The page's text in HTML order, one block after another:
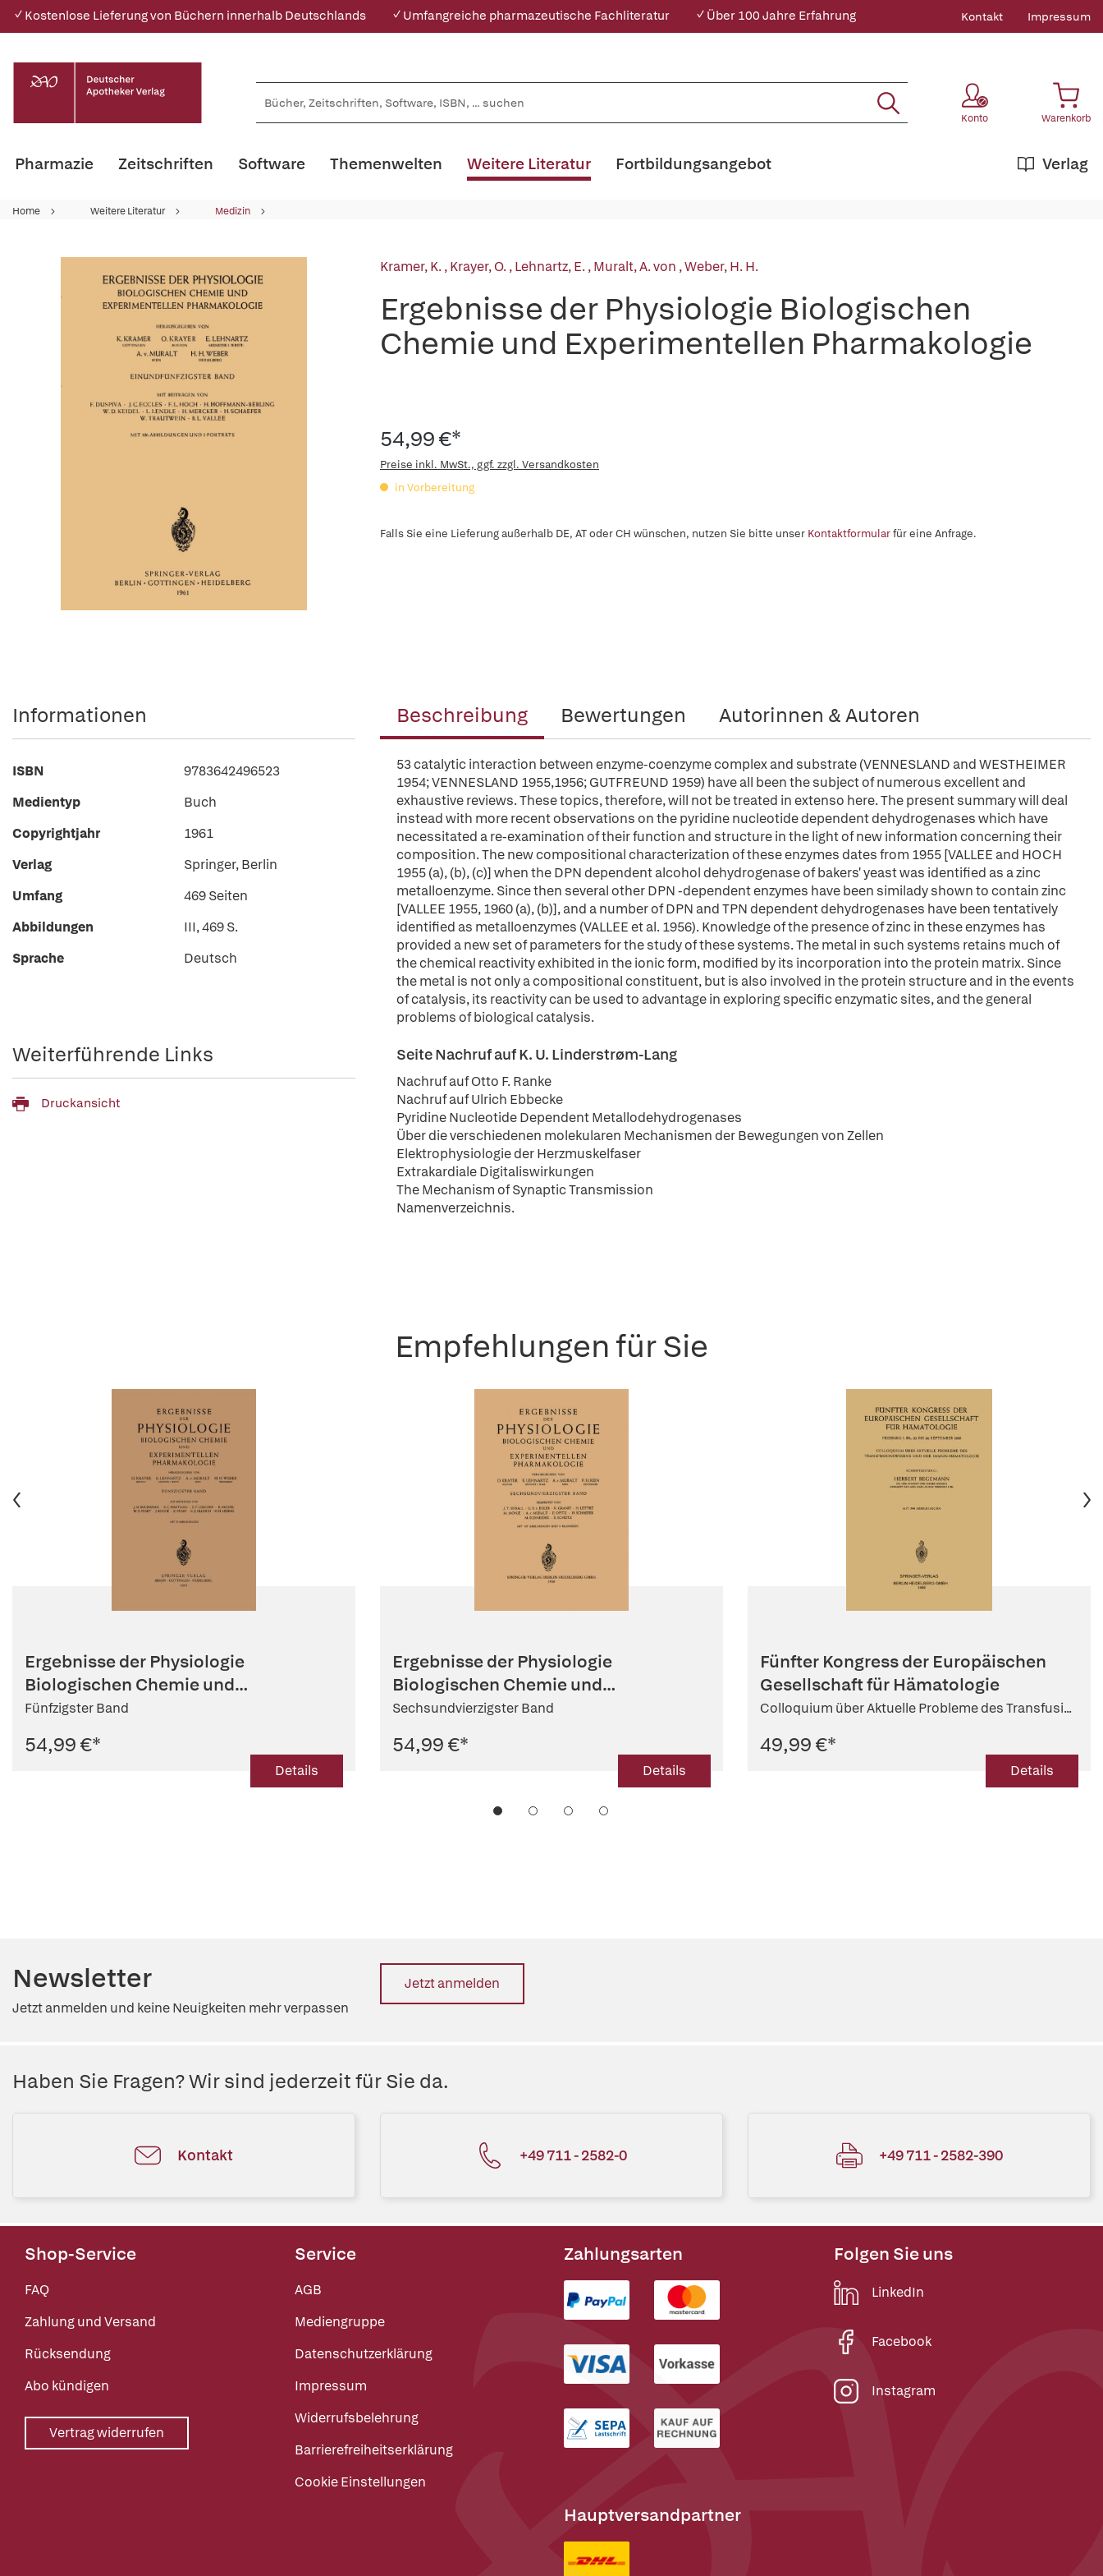
✓ Kostenlose Lieferung von Büchern innerhalb Deutschlands ✓ Umfangreiche pharmazeutische Fachliteratur ✓ Über 100 Jahre Erfahrung Kontakt Impressum
Konto Warenkorb
Pharmazie Zeitschriften Software Themenwelten Weitere Literatur Verlag
Fortbildungsangebot
Home Weitere Literatur Medizin
Kramer, K.,Krayer, O.,Lehnartz, E.,Muralt, A. von ,Weber, H. H.
Ergebnisse der Physiologie Biologischen
Chemie und Experimentellen Pharmakologie
54,99 €*
Preise inkl. MwSt., ggf. zzgl. Versandkosten
in Vorbereitung
Falls Sie eine Lieferung außerhalb DE, AT oder CH wünschen, nutzen Sie bitte unser Kontaktformularfür eine Anfrage.
Beschreibung Bewertungen Autorinnen & Autoren
53 catalytic interaction between enzyme-coenzyme complex and substrate (VENNESLAND and WESTHEIMER
1954; VENNESLAND 1955,1956; GUTFREUND 1959) have all been the subject of numerous excellent and
exhaustive reviews. These topics, therefore, will not be treated in extenso here. The present summary will deal
instead with more recent observations on the pyridine nucleotide dependent dehydrogenases which have
necessitated a re-examination of their function and structure in the light of new information concerning their
composition. The new compositional characterization of these enzymes dates from 1955 [VALLEE and HOCH
1955 (a), (b), (c)] when the DPN dependent alcohol dehydrogenase of bakers' yeast was identified as a zinc
metalloenzyme. Since then several other DPN -dependent enzymes have been similady shown to contain zinc
[VALLEE 1955, 1960 (a), (b)], and a number of DPN and TPN dependent dehydrogenases have been tentatively
identified as metalloenzymes (VALLEE et al. 1956). Knowledge of the presence of zinc in these enzymes has
provided a new set of parameters for the study of these systems. The metal in such systems retains much of
the chemical reactivity exhibited in the ionic form, modified by its incorporation into the protein matrix. Since
the metal is not only a compositional constituent, but is also involved in the protein structure and in the events
of catalysis, its reactivity can be used to advantage in exploring specific enzymatic sites, and the general
problems of biological catalysis.
Seite Nachruf auf K. U. Linderstrøm-Lang
Nachruf auf Otto F. Ranke
Nachruf auf Ulrich Ebbecke
Pyridine Nucleotide Dependent Metallodehydrogenases
Über die verschiedenen molekularen Mechanismen der Bewegungen von Zellen
Elektrophysiologie der Herzmuskelfaser
Extrakardiale Digitaliswirkungen
The Mechanism of Synaptic Transmission
Namenverzeichnis.
Informationen
ISBN
9783642496523
Medientyp
Buch
Copyrightjahr
1961
Verlag
Springer, Berlin
Umfang
469 Seiten
Abbildungen
III, 469 S.
Sprache
Deutsch
Weiterführende Links
Druckansicht
Empfehlungen für Sie
Ergebnisse der Physiologie
Biologischen Chemie und
Experimentellen...
Fünfzigster Band
54,99 €*
Details
Ergebnisse der Physiologie
Biologischen Chemie und
Experimentellen...
Sechsundvierzigster Band
54,99 €*
Details
Fünfter Kongress der Europäischen
Gesellschaft für Hämatologie
Colloquium über Aktuelle Probleme des Transfusi...
49,99 €*
Details
Newsletter
Jetzt anmelden und keine Neuigkeiten mehr verpassen
Jetzt anmelden
Haben Sie Fragen? Wir sind jederzeit für Sie da.
Kontakt +49 711 - 2582-0 +49 711 - 2582-390
Shop-Service
FAQ
Zahlung und Versand
Rücksendung
Abo kündigen
Vertrag widerrufen
Service
AGB
Mediengruppe
Datenschutzerklärung
Impressum
Widerrufsbelehrung
Barrierefreiheitserklärung
Cookie Einstellungen
Zahlungsarten
Hauptversandpartner
Folgen Sie uns
LinkedIn
Facebook
Instagram